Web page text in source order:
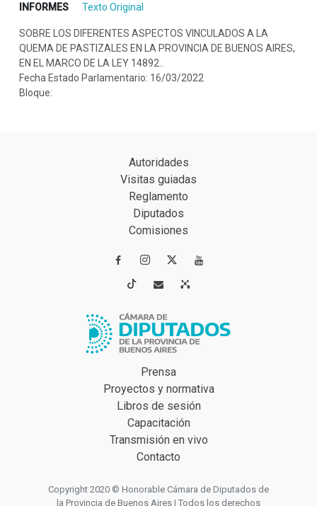
INFORMES
Texto Original
SOBRE LOS DIFERENTES ASPECTOS VINCULADOS A LA
QUEMA DE PASTIZALES EN LA PROVINCIA DE BUENOS AIRES,
EN EL MARCO DE LA LEY 14892..
Fecha Estado Parlamentario: 16/03/2022
Bloque:
Autoridades
Visitas guiadas
Reglamento
Diputados
Comisiones
 
 
Prensa
Proyectos y normativa
Libros de sesión
Capacitación
Transmisión en vivo
Contacto
Copyright 2020 © Honorable Cámara de Diputados de
la Provincia de Buenos Aires | Todos los derechos